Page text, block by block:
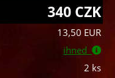
340 CZK
13,50 EUR
ihned
2 ks